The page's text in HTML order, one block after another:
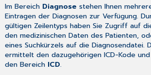
Im Bereich Diagnose stehen Ihnen
Eintragen der Diagnosen zur Verfügung.
gültigen Zeilentyps haben Sie Zugriff auf
denmedizinischen Daten des Patienten,
eines Suchkürzels auf dieDiagnosendatei.
ermittelt den dazugehörigen ICD-Kode
den Bereich ICD.